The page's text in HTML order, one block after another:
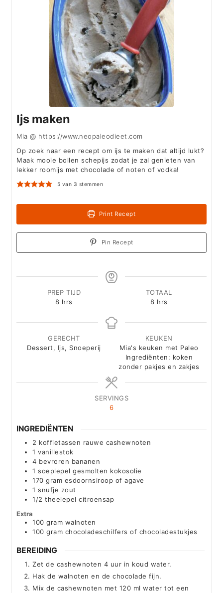
Ijs maken
Mia @ https://www.neopaleodieet.com
Op zoek naar een recept om ijs te maken dat altijd lukt?
Maak mooie bollen schepijs zodat je zal genieten van
lekker roomijs met chocolade of noten of vodka!
5 van 3 stemmen
Print Recept
Pin Recept
PREP TIJD
8hours
hrs
TOTAAL
8hours
hrs
GERECHT
Dessert, Ijs, Snoeperij
KEUKEN
Mia's keuken met Paleo
Ingrediënten: koken
zonder pakjes en zakjes
SERVINGS
6
INGREDIËNTEN
2 koffietassen rauwe cashewnoten
1 vanillestok
4 bevroren bananen
1 soeplepel gesmolten kokosolie
170 gram esdoornsiroop of agave
1 snufje zout
1/2 theelepel citroensap
Extra
100 gram walnoten
100 gram chocoladeschilfers of chocoladestukjes
BEREIDING
Zet de cashewnoten 4 uur in koud water.
Hak de walnoten en de chocolade fijn.
Mix de cashewnoten met 120 ml water tot een